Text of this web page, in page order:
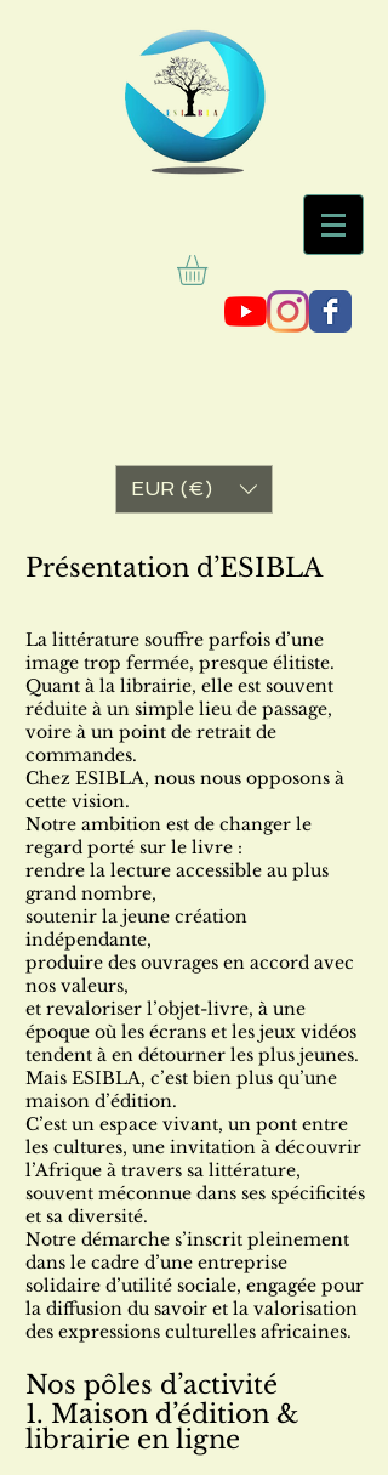
EUR (€)
Présentation d’ESIBLA
La littérature souffre parfois d’une
image trop fermée, presque élitiste.
Quant à la librairie, elle est souvent
réduite à un simple lieu de passage,
voire à un point de retrait de
commandes.
Chez ESIBLA, nous nous opposons à
cette vision.
Notre ambition est de changer le
regard porté sur le livre :
rendre la lecture accessible au plus
grand nombre,
soutenir la jeune création
indépendante,
produire des ouvrages en accord avec
nos valeurs,
et revaloriser l’objet-livre, à une
époque où les écrans et les jeux vidéos
tendent à en détourner les plus jeunes.
Mais ESIBLA, c’est bien plus qu’une
maison d’édition.
C’est un espace vivant, un pont entre
les cultures, une invitation à découvrir
l’Afrique à travers sa littérature,
souvent méconnue dans ses spécificités
et sa diversité.
Notre démarche s’inscrit pleinement
dans le cadre d’une entreprise
solidaire d’utilité sociale, engagée pour
la diffusion du savoir et la valorisation
des expressions culturelles africaines.
Nos pôles d’activité
1. Maison d’édition &
librairie en ligne